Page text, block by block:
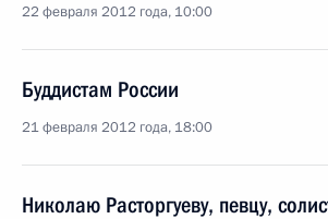
22 февраля 2012 года, 10:00
Буддистам России
21 февраля 2012 года, 18:00
Николаю Расторгуеву, певцу,